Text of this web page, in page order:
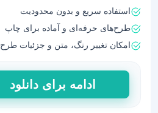
استفاده سریع و بدون محدودیت
طرح‌های حرفه‌ای و آماده برای چاپ
امکان تغییر رنگ، متن و جزئیات طرح
طرح
کاربرگ
روز
ادامه برای دانلود